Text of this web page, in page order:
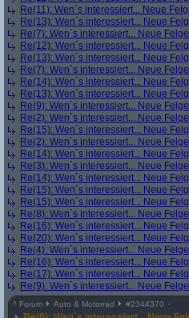
Re(11): Wen´s interessiert... Neue
Re(13): Wen´s interessiert... Neue
Re(7): Wen´s interessiert... Neue
Re(12): Wen´s interessiert... Neue
Re(13): Wen´s interessiert... Neue
Re(7): Wen´s interessiert... Neue
Re(14): Wen´s interessiert... Neue
Re(13): Wen´s interessiert... Neue
Re(9): Wen´s interessiert... Neue
Re(2): Wen´s interessiert... Neue
Re(15): Wen´s interessiert... Neue
Re(2): Wen´s interessiert... Neue
Re(14): Wen´s interessiert... Neue
Re(3): Wen´s interessiert... Neue
Re(14): Wen´s interessiert... Neue
Re(15): Wen´s interessiert... Neue
Re(15): Wen´s interessiert... Neue
Re(8): Wen´s interessiert... Neue
Re(16): Wen´s interessiert... Neue
Re(20): Wen´s interessiert... Neue
Re(4): Wen´s interessiert... Neue
Re(16): Wen´s interessiert... Neue
Re(17): Wen´s interessiert... Neue
Re(9): Wen´s interessiert... Neue
^ Forum Auto & Motorrad #2344370